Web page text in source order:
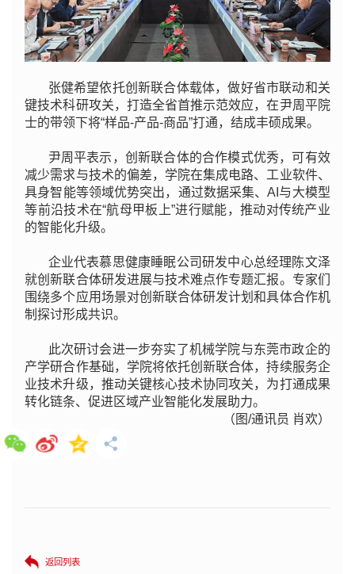
张健希望依托创新联合体载体，做好省市联动和关
键技术科研攻关，打造全省首推示范效应，在尹周平院
士的带领下将“样品-产品-商品”打通，结成丰硕成果。
尹周平表示，创新联合体的合作模式优秀，可有效
减少需求与技术的偏差，学院在集成电路、工业软件、
具身智能等领域优势突出，通过数据采集、AI与大模型
等前沿技术在“航母甲板上”进行赋能，推动对传统产业
的智能化升级。
企业代表慕思健康睡眠公司研发中心总经理陈文泽
就创新联合体研发进展与技术难点作专题汇报。专家们
围绕多个应用场景对创新联合体研发计划和具体合作机
制探讨形成共识。
此次研讨会进一步夯实了机械学院与东莞市政企的
产学研合作基础，学院将依托创新联合体，持续服务企
业技术升级，推动关键核心技术协同攻关，为打通成果
转化链条、促进区域产业智能化发展助力。
（图/通讯员 肖欢）
返回列表